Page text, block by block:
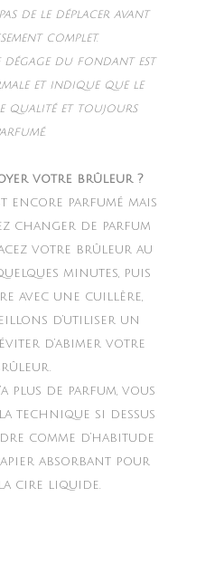
pas de le déplacer avant
complet.
dégage du fondant est
et indique que le
qualité et toujours
votre brûleur ?
encore parfumé mais
changer de parfum
votre brûleur au
minutes, puis
avec une cuillère,
d’utiliser un
d’abimer votre
plus de parfum, vous
technique si dessus
comme d’habitude
absorbant pour
cire liquide.